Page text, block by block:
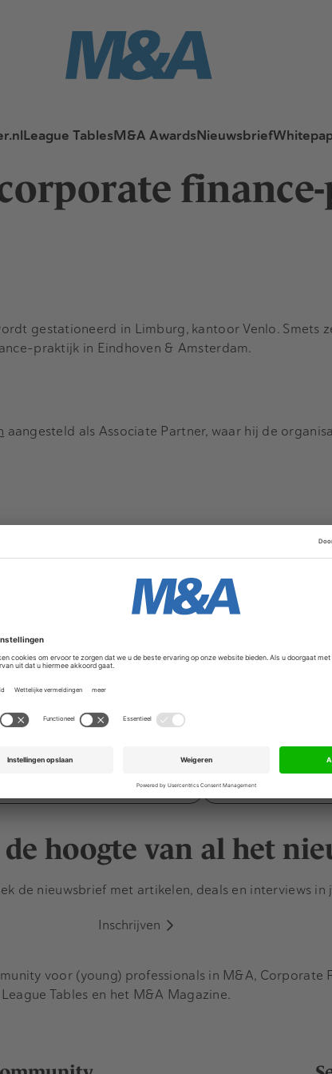
League TablesM&A AwardsNieuwsbrief
gestationeerd in Limburg, kantoor Venlo. Smets
praktijk in Eindhoven & Amsterdam.
aangesteld als Associate Partner, waar hij de
van Boxtel versterkt CFO
met private equity-
specialist in interim en
Désirée van Boxtel als
BJTK: Chris
Chris adviseert
internationale
hoogte van al het
de nieuwsbrief met artikelen, deals en interviews in
Inschrijven
voor (young) professionals in M&A, Corporate
Tables en het M&A Magazine.